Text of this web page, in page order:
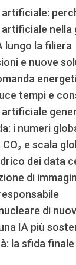
lungo la filiera
e nuove
tempi e
i numeri
e scala
dei data
di
di
IA più
la sfida finale